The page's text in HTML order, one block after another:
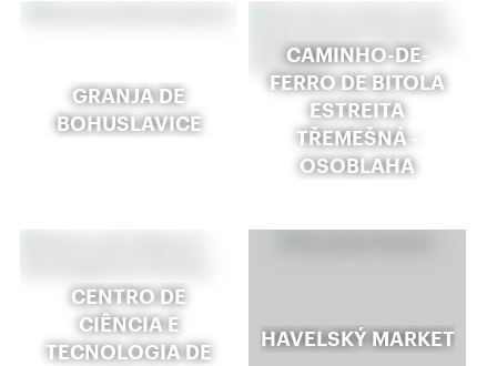
GRANJA DE
BOHUSLAVICE
CAMINHO-DE-
FERRO DE BITOLA
ESTREITA
TŘEMEŠNÁ -
OSOBLAHA
CENTRO DE
CIÊNCIA E
TECNOLOGIA DE
HAVELSKÝ MARKET